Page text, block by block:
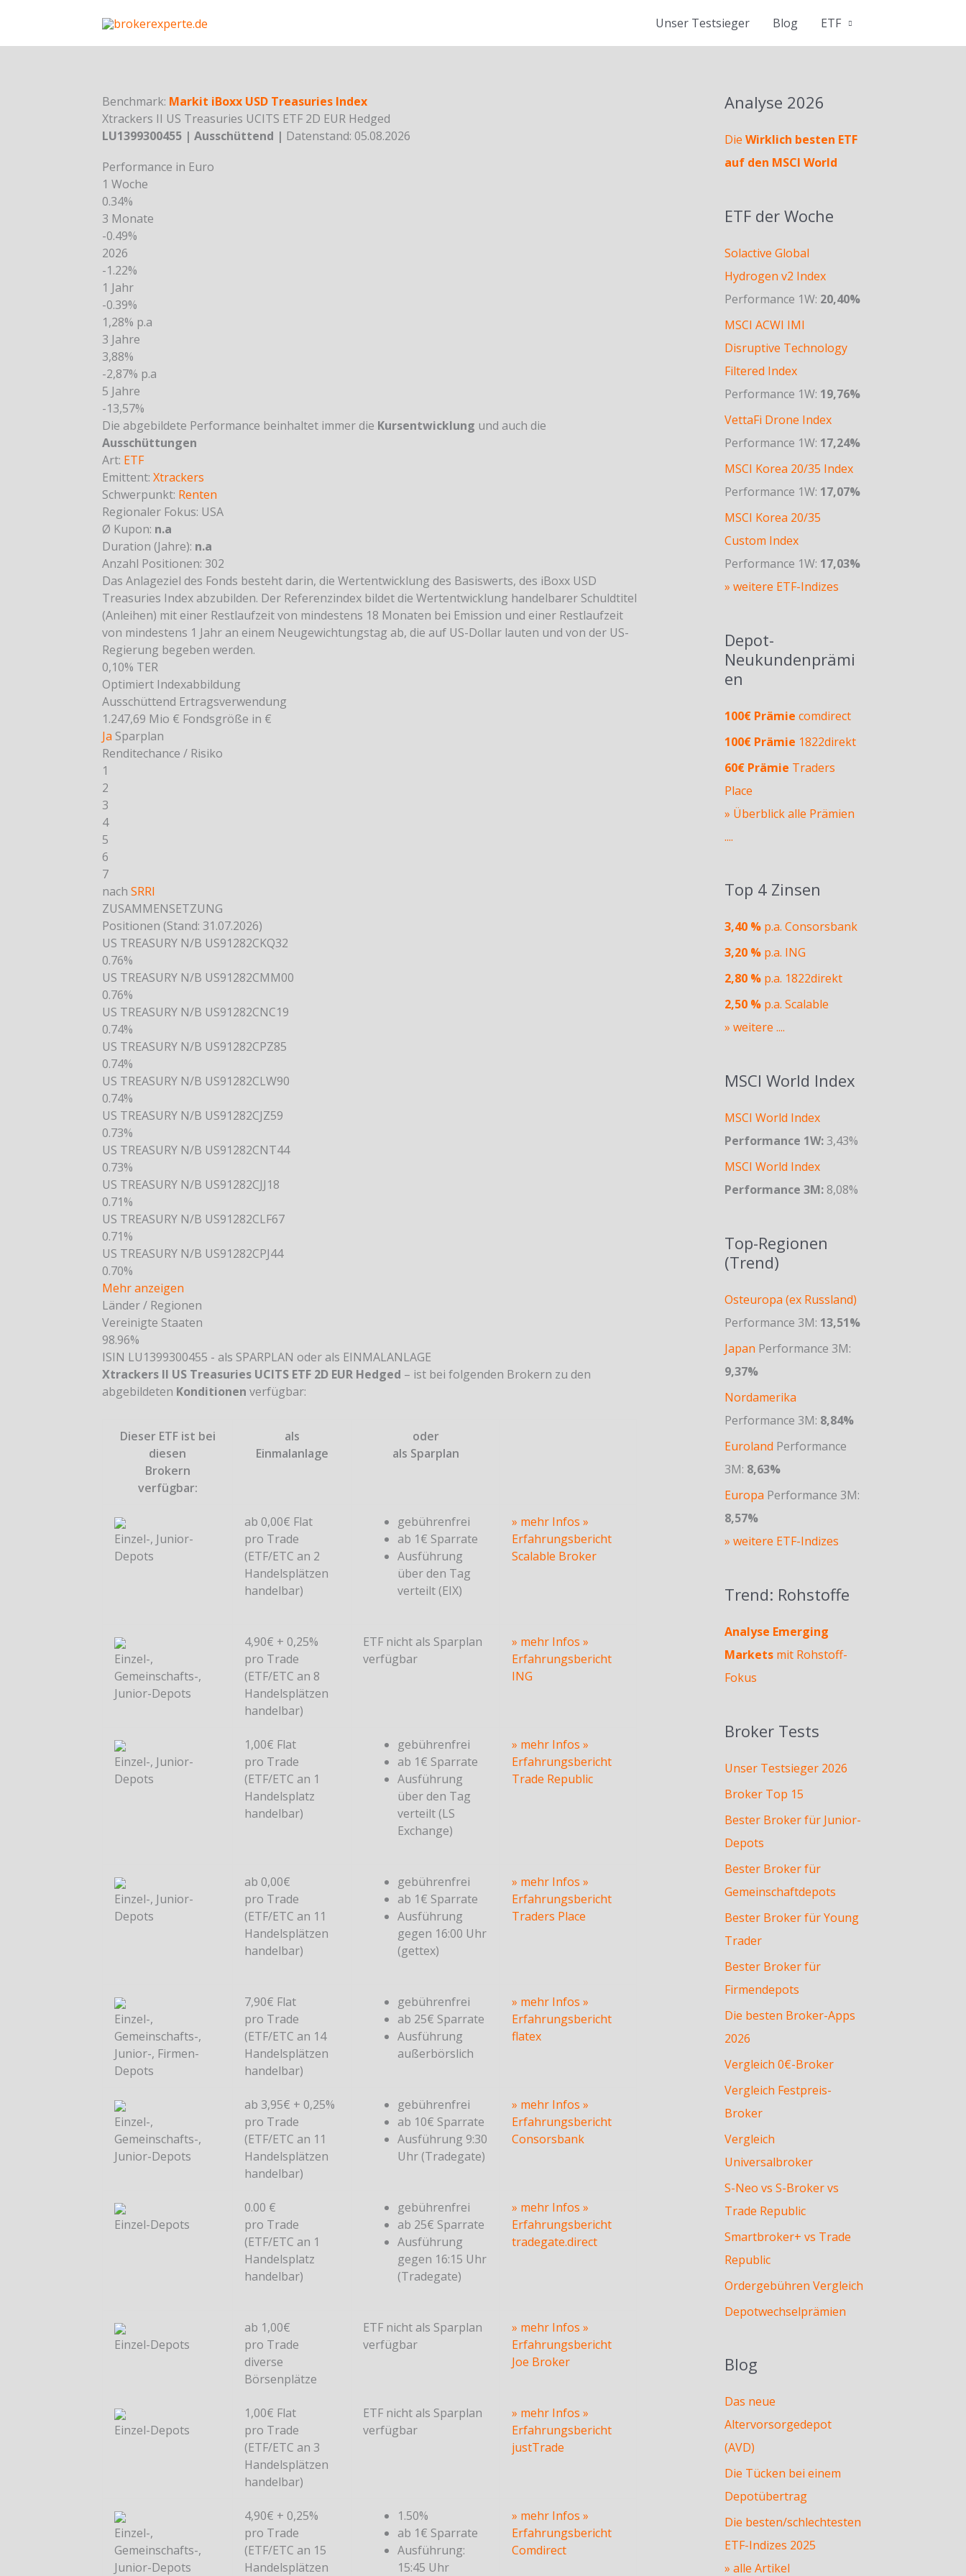
content
Unser Testsieger Blog ETF
Benchmark: Markit iBoxx USD Treasuries Index
Xtrackers II US Treasuries UCITS ETF 2D EUR Hedged
LU1399300455 | Ausschüttend | Datenstand: 05.08.2026
Performance in Euro
1 Woche
0.34%
3 Monate
-0.49%
2026
-1.22%
1 Jahr
-0.39%
1,28% p.a
3 Jahre
3,88%
-2,87% p.a
5 Jahre
-13,57%
Die abgebildete Performance beinhaltet immer die Kursentwicklung und auch die
Ausschüttungen
Art: ETF
Emittent: Xtrackers
Schwerpunkt: Renten
Regionaler Fokus: USA
Ø Kupon: n.a
Duration (Jahre): n.a
Anzahl Positionen: 302
Das Anlageziel des Fonds besteht darin, die Wertentwicklung des Basiswerts, des iBoxx USD
Treasuries Index abzubilden. Der Referenzindex bildet die Wertentwicklung handelbarer Schuldtitel
(Anleihen) mit einer Restlaufzeit von mindestens 18 Monaten bei Emission und einer Restlaufzeit
von mindestens 1 Jahr an einem Neugewichtungstag ab, die auf US-Dollar lauten und von der US-
Regierung begeben werden.
0,10% TER
Optimiert Indexabbildung
Ausschüttend Ertragsverwendung
1.247,69 Mio € Fondsgröße in €
Ja Sparplan
Renditechance / Risiko
1
2
3
4
5
6
7
nach SRRI
ZUSAMMENSETZUNG
Positionen (Stand: 31.07.2026)
US TREASURY N/B US91282CKQ32
0.76%
US TREASURY N/B US91282CMM00
0.76%
US TREASURY N/B US91282CNC19
0.74%
US TREASURY N/B US91282CPZ85
0.74%
US TREASURY N/B US91282CLW90
0.74%
US TREASURY N/B US91282CJZ59
0.73%
US TREASURY N/B US91282CNT44
0.73%
US TREASURY N/B US91282CJJ18
0.71%
US TREASURY N/B US91282CLF67
0.71%
US TREASURY N/B US91282CPJ44
0.70%
Mehr anzeigen
Länder / Regionen
Vereinigte Staaten
98.96%
ISIN LU1399300455 - als SPARPLAN oder als EINMALANLAGE
Xtrackers II US Treasuries UCITS ETF 2D EUR Hedged – ist bei folgenden Brokern zu den
abgebildeten Konditionen verfügbar:
Dieser ETF ist bei
diesen
Brokern
verfügbar:
als
Einmalanlage
oder
als Sparplan
Einzel-, Junior-
Depots
ab 0,00€ Flat
pro Trade
(ETF/ETC an 2
Handelsplätzen
handelbar)
gebührenfrei
ab 1€ Sparrate
Ausführung
über den Tag
verteilt (EIX)
» mehr Infos »
Erfahrungsbericht
Scalable Broker
Einzel-,
Gemeinschafts-,
Junior-Depots
4,90€ + 0,25%
pro Trade
(ETF/ETC an 8
Handelsplätzen
handelbar)
ETF nicht als Sparplan
verfügbar
» mehr Infos »
Erfahrungsbericht
ING
Einzel-, Junior-
Depots
1,00€ Flat
pro Trade
(ETF/ETC an 1
Handelsplatz
handelbar)
gebührenfrei
ab 1€ Sparrate
Ausführung
über den Tag
verteilt (LS
Exchange)
» mehr Infos »
Erfahrungsbericht
Trade Republic
Einzel-, Junior-
Depots
ab 0,00€
pro Trade
(ETF/ETC an 11
Handelsplätzen
handelbar)
gebührenfrei
ab 1€ Sparrate
Ausführung
gegen 16:00 Uhr
(gettex)
» mehr Infos »
Erfahrungsbericht
Traders Place
Einzel-,
Gemeinschafts-,
Junior-, Firmen-
Depots
7,90€ Flat
pro Trade
(ETF/ETC an 14
Handelsplätzen
handelbar)
gebührenfrei
ab 25€ Sparrate
Ausführung
außerbörslich
» mehr Infos »
Erfahrungsbericht
flatex
Einzel-,
Gemeinschafts-,
Junior-Depots
ab 3,95€ + 0,25%
pro Trade
(ETF/ETC an 11
Handelsplätzen
handelbar)
gebührenfrei
ab 10€ Sparrate
Ausführung 9:30
Uhr (Tradegate)
» mehr Infos »
Erfahrungsbericht
Consorsbank
Einzel-Depots
0.00 €
pro Trade
(ETF/ETC an 1
Handelsplatz
handelbar)
gebührenfrei
ab 25€ Sparrate
Ausführung
gegen 16:15 Uhr
(Tradegate)
» mehr Infos »
Erfahrungsbericht
tradegate.direct
Einzel-Depots
ab 1,00€
pro Trade
diverse
Börsenplätze
ETF nicht als Sparplan
verfügbar
» mehr Infos »
Erfahrungsbericht
Joe Broker
Einzel-Depots
1,00€ Flat
pro Trade
(ETF/ETC an 3
Handelsplätzen
handelbar)
ETF nicht als Sparplan
verfügbar
» mehr Infos »
Erfahrungsbericht
justTrade
Einzel-,
Gemeinschafts-,
Junior-Depots
4,90€ + 0,25%
pro Trade
(ETF/ETC an 15
Handelsplätzen
1.50%
ab 1€ Sparrate
Ausführung:
15:45 Uhr
» mehr Infos »
Erfahrungsbericht
Comdirect
Analyse 2026
Die Wirklich besten ETF
auf den MSCI World
ETF der Woche
Solactive Global
Hydrogen v2 Index
Performance 1W: 20,40%
MSCI ACWI IMI
Disruptive Technology
Filtered Index
Performance 1W: 19,76%
VettaFi Drone Index
Performance 1W: 17,24%
MSCI Korea 20/35 Index
Performance 1W: 17,07%
MSCI Korea 20/35
Custom Index
Performance 1W: 17,03%
» weitere ETF-Indizes
Depot-
Neukundenprämi
en
100€ Prämie comdirect
100€ Prämie 1822direkt
60€ Prämie Traders
Place
» Überblick alle Prämien
....
Top 4 Zinsen
3,40 %p.a. Consorsbank
3,20 %p.a. ING
2,80 %p.a. 1822direkt
2,50 %p.a. Scalable
» weitere ....
MSCI World Index
MSCI World Index
Performance 1W: 3,43%
MSCI World Index
Performance 3M: 8,08%
Top-Regionen
(Trend)
Osteuropa (ex Russland)
Performance 3M: 13,51%
Japan Performance 3M:
9,37%
Nordamerika
Performance 3M: 8,84%
Euroland Performance
3M: 8,63%
Europa Performance 3M:
8,57%
» weitere ETF-Indizes
Trend: Rohstoffe
Analyse Emerging
Marketsmit Rohstoff-
Fokus
Broker Tests
Unser Testsieger 2026
Broker Top 15
Bester Broker für Junior-
Depots
Bester Broker für
Gemeinschaftdepots
Bester Broker für Young
Trader
Bester Broker für
Firmendepots
Die besten Broker-Apps
2026
Vergleich 0€-Broker
Vergleich Festpreis-
Broker
Vergleich
Universalbroker
S-Neo vs S-Broker vs
Trade Republic
Smartbroker+ vs Trade
Republic
Ordergebühren Vergleich
Depotwechselprämien
Blog
Das neue
Altervorsorgedepot
(AVD)
Die Tücken bei einem
Depotübertrag
Die besten/schlechtesten
ETF-Indizes 2025
» alle Artikel